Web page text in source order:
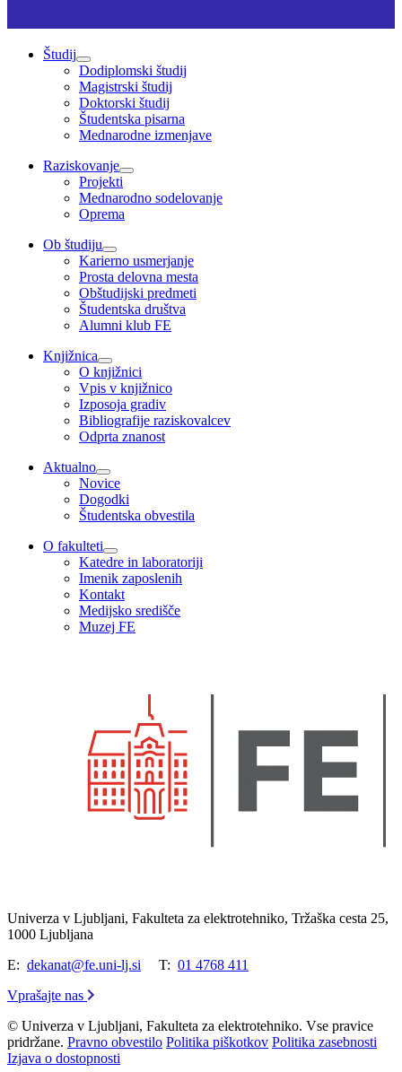
Študij
Dodiplomski študij
Magistrski študij
Doktorski študij
Študentska pisarna
Mednarodne izmenjave
Raziskovanje
Projekti
Mednarodno sodelovanje
Oprema
Ob študiju
Karierno usmerjanje
Prosta delovna mesta
Obštudijski predmeti
Študentska društva
Alumni klub FE
Knjižnica
O knjižnici
Vpis v knjižnico
Izposoja gradiv
Bibliografije raziskovalcev
Odprta znanost
Aktualno
Novice
Dogodki
Študentska obvestila
O fakulteti
Katedre in laboratoriji
Imenik zaposlenih
Kontakt
Medijsko središče
Muzej FE
Univerza v Ljubljani, Fakulteta za elektrotehniko, Tržaška cesta 25,
1000 Ljubljana
E: dekanat@fe.uni-lj.si T: 01 4768 411
Vprašajte nas
© Univerza v Ljubljani, Fakulteta za elektrotehniko. Vse pravice
pridržane. Pravno obvestilo Politika piškotkov Politika zasebnosti
Izjava o dostopnosti